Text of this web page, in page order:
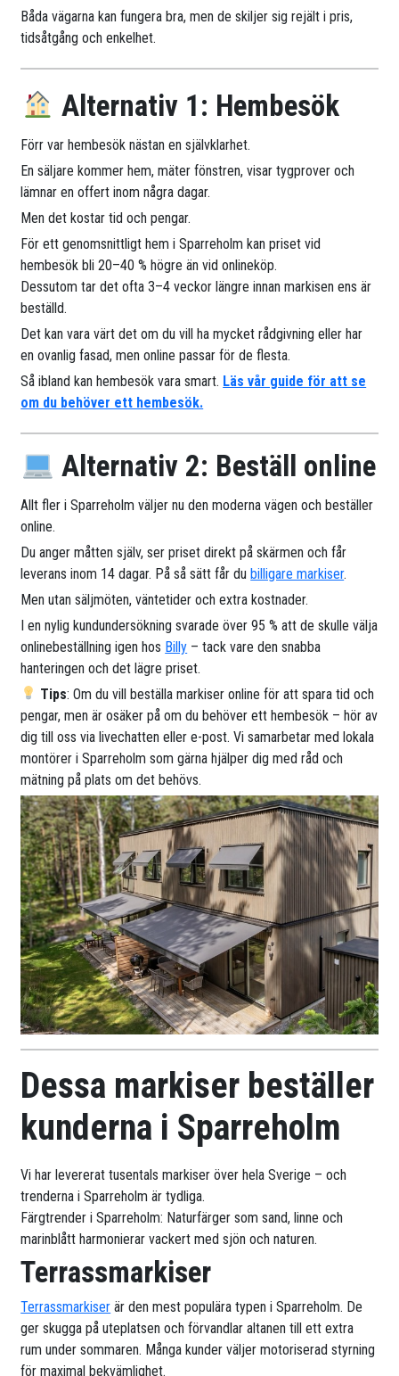
Båda vägarna kan fungera bra, men de skiljer sig rejält i pris,
tidsåtgång och enkelhet.
Alternativ 1: Hembesök
Förr var hembesök nästan en självklarhet.
En säljare kommer hem, mäter fönstren, visar tygprover och
lämnar en offert inom några dagar.
Men det kostar tid och pengar.
För ett genomsnittligt hem i Sparreholm kan priset vid
hembesök bli 20–40 % högre än vid onlineköp.
Dessutom tar det ofta 3–4 veckor längre innan markisen ens är
beställd.
Det kan vara värt det om du vill ha mycket rådgivning eller har
en ovanlig fasad, men online passar för de flesta.
Så ibland kan hembesök vara smart. Läs vår guide för att se
om du behöver ett hembesök.
Alternativ 2: Beställ online
Allt fler i Sparreholm väljer nu den moderna vägen och beställer
online.
Du anger måtten själv, ser priset direkt på skärmen och får
leverans inom 14 dagar. På så sätt får dubilligare markiser.
Men utan säljmöten, väntetider och extra kostnader.
I en nylig kundundersökning svarade över 95 % att de skulle välja
onlinebeställning igen hos Billy – tack vare den snabba
hanteringen och det lägre priset.
Tips: Om du vill beställa markiser online för att spara tid och
pengar, men är osäker på om du behöver ett hembesök – hör av
dig till oss via livechatten eller e-post. Vi samarbetar med lokala
montörer i Sparreholm som gärna hjälper dig med råd och
mätning på plats om det behövs.
Dessa markiser beställer
kunderna i Sparreholm
Vi har levererat tusentals markiser över hela Sverige – och
trenderna i Sparreholm är tydliga.
Färgtrender i Sparreholm: Naturfärger som sand, linne och
marinblått harmonierar vackert med sjön och naturen.
Terrassmarkiser
Terrassmarkiser är den mest populära typen i Sparreholm. De
ger skugga på uteplatsen och förvandlar altanen till ett extra
rum under sommaren. Många kunder väljer motoriserad styrning
för maximal bekvämlighet.